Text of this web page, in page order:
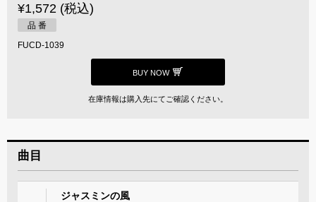
¥1,572 (税込)
品 番
FUCD-1039
BUY NOW
在庫情報は購入先にてご確認ください。
曲目
ジャスミンの風